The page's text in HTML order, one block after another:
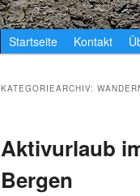
Startseite Kontakt
KATEGORIEARCHIV:
Aktivurlaub
Bergen